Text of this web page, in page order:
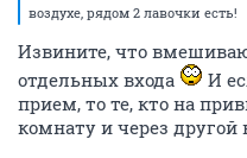
воздухе, рядом 2 лавочки есть!
Извините, что
отдельных входа
И
прием, то те, кто на
комнату и через другой